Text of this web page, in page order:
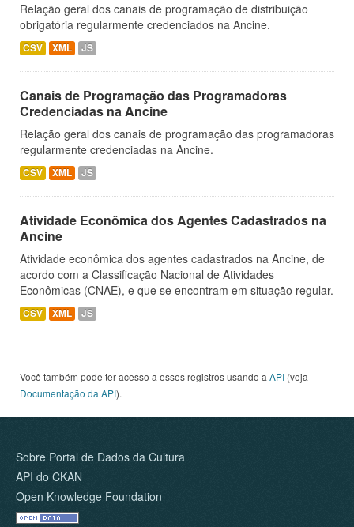
Relação geral dos canais de programação de distribuição
obrigatória regularmente credenciados na Ancine.
CSV XML JS
Canais de Programação das Programadoras
Credenciadas na Ancine
Relação geral dos canais de programação das programadoras
regularmente credenciadas na Ancine.
CSV XML JS
Atividade Econômica dos Agentes Cadastrados na
Ancine
Atividade econômica dos agentes cadastrados na Ancine, de
acordo com a Classificação Nacional de Atividades
Econômicas (CNAE), e que se encontram em situação regular.
CSV XML JS
Você também pode ter acesso a esses registros usando a API (veja
Documentação da API).
Sobre Portal de Dados da Cultura
API do CKAN
Open Knowledge Foundation